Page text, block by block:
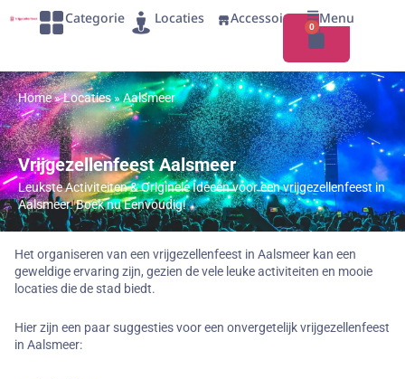
Categorie Locaties Accessoires
0
Menu
Home»Locaties»Aalsmeer
Vrijgezellenfeest Aalsmeer
Leukste Activiteiten & Originele Ideeën voor een vrijgezellenfeest in
Aalsmeer. Boek nu Eenvoudig!
Het organiseren van een vrijgezellenfeest in Aalsmeer kan een
geweldige ervaring zijn, gezien de vele leuke activiteiten en mooie
locaties die de stad biedt.
Hier zijn een paar suggesties voor een onvergetelijk vrijgezellenfeest
in Aalsmeer: